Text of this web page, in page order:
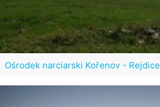
Ośrodek narciarski Kořenov - Rejdice